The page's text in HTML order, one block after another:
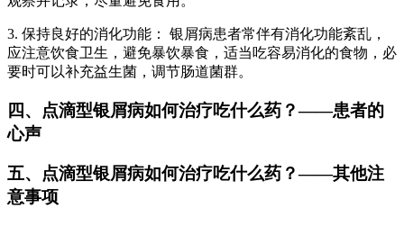
3. 保持良好的消化功能： 银屑病患者常伴有消化功能紊乱，
应注意饮食卫生，避免暴饮暴食，适当吃容易消化的食物，必
要时可以补充益生菌，调节肠道菌群。
四、点滴型银屑病如何治疗吃什么药？——患者的
心声
五、点滴型银屑病如何治疗吃什么药？——其他注
意事项